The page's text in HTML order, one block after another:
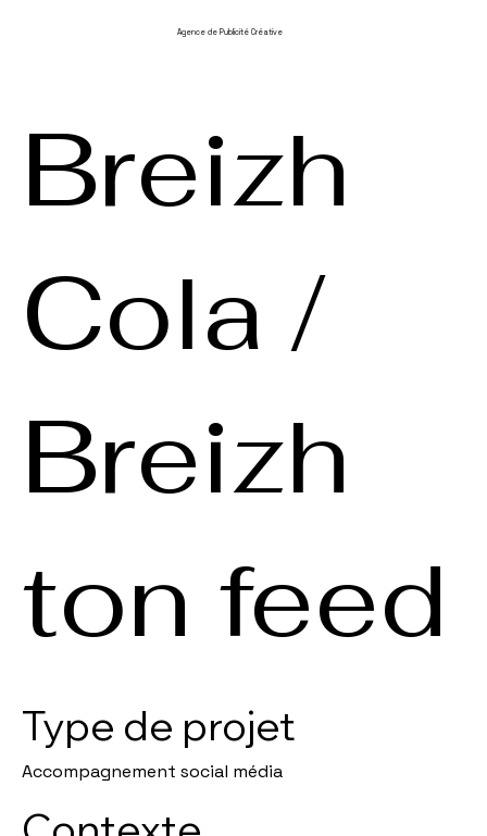
Agence de Publicité Créative
Breizh
Cola /
Breizh
ton feed
Type de projet
Accompagnement social média